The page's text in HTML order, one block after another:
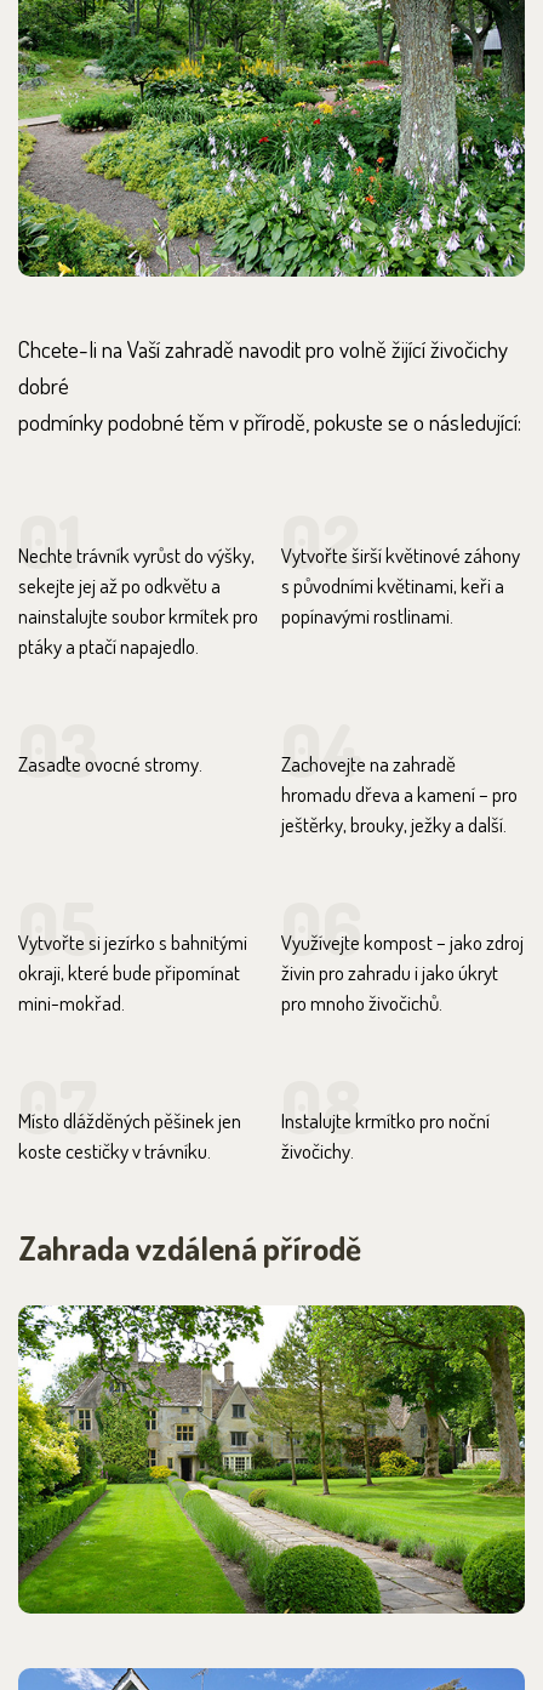
Chcete-li na Vaší zahradě navodit pro volně žijící živočichy
dobré
podmínky podobné těm v přírodě, pokuste se o následující:
01
Nechte trávník vyrůst do výšky,
sekejte jej až po odkvětu a
nainstalujte soubor krmítek pro
ptáky a ptačí napajedlo.
02
Vytvořte širší květinové záhony
s původními květinami, keři a
popínavými rostlinami.
03
Zasaďte ovocné stromy. 04
Zachovejte na zahradě
hromadu dřeva a kamení – pro
ještěrky, brouky, ježky a další.
05
Vytvořte si jezírko s bahnitými
okraji, které bude připomínat
mini-mokřad.
06
Využívejte kompost – jako zdroj
živin pro zahradu i jako úkryt
pro mnoho živočichů.
07
Místo dlážděných pěšinek jen
koste cestičky v trávníku.
08
Instalujte krmítko pro noční
živočichy.
Zahrada vzdálená přírodě